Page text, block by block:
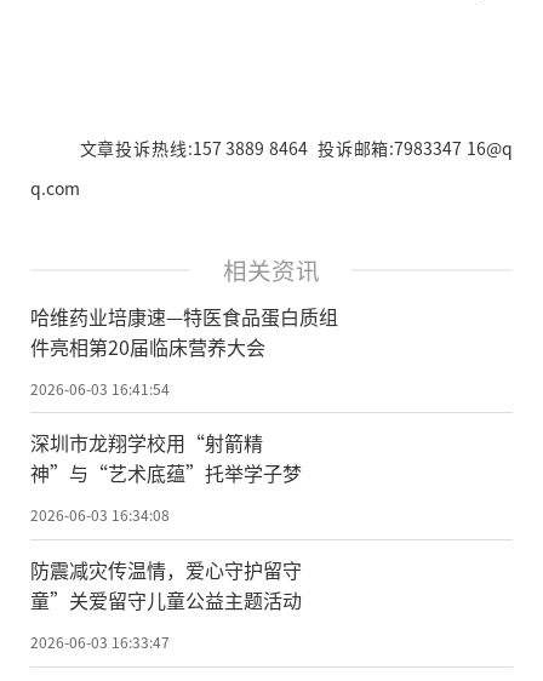
文章投诉热线:157 3889 8464 投诉邮箱:7983347 16@q
q.com
相关资讯
哈维药业培康速—特医食品蛋白质组
件亮相第20届临床营养大会
2026-06-03 16:41:54
深圳市龙翔学校用“射箭精
神”与“艺术底蕴”托举学子梦
2026-06-03 16:34:08
防震减灾传温情，爱心守护留守
童”关爱留守儿童公益主题活动
2026-06-03 16:33:47